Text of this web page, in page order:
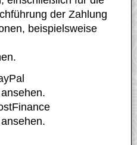
der Zahlung
beispielsweise
ansehen.
ansehen.